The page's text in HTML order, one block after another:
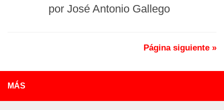
por José Antonio Gallego
Página siguiente »
MÁS